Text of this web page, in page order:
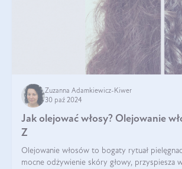
Zuzanna Adamkiewicz-Kiwer
30 paź 2024
Jak olejować włosy? Olejowanie
Z
Olejowanie włosów to bogaty rytuał
mocne odżywienie skóry głowy, przyspiesza